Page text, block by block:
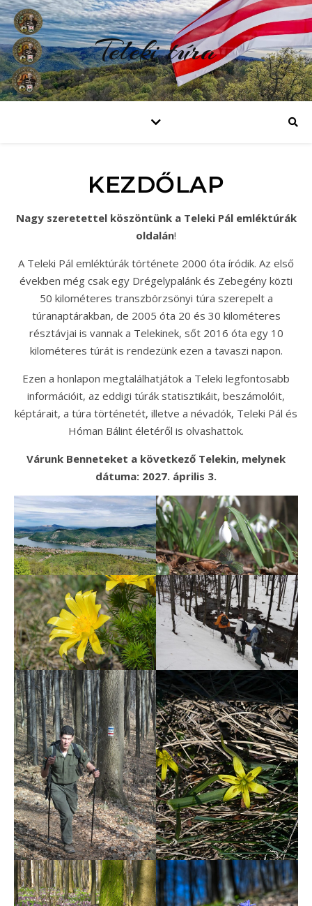
Teleki túra
KEZDŐLAP
Nagy szeretettel köszöntünk a Teleki Pál emléktúrák
oldalán!
A Teleki Pál emléktúrák története 2000 óta íródik. Az első
években még csak egy Drégelypalánk és Zebegény közti
50 kilométeres transzbörzsönyi túra szerepelt a
túranaptárakban, de 2005 óta 20 és 30 kilométeres
résztávjai is vannak a Telekinek, sőt 2016 óta egy 10
kilométeres túrát is rendezünk ezen a tavaszi napon.
Ezen a honlapon megtalálhatjátok a Teleki legfontosabb
információit, az eddigi túrák statisztikáit, beszámolóit,
képtárait, a túra történetét, illetve a névadók, Teleki Pál és
Hóman Bálint életéről is olvashattok.
Várunk Benneteket a következő Telekin, melynek
dátuma: 2027. április 3.